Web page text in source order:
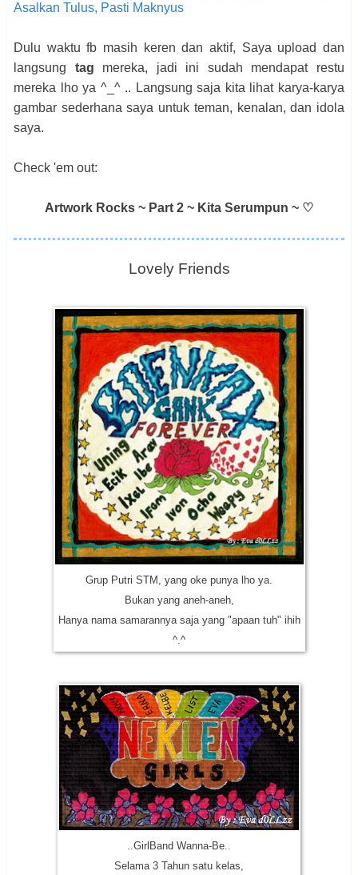
Asalkan Tulus, Pasti Maknyus
Dulu waktu fb masih keren dan aktif, Saya upload dan
langsung tag mereka, jadi ini sudah mendapat restu
mereka lho ya ^_^ .. Langsung saja kita lihat karya-karya
gambar sederhana saya untuk teman, kenalan, dan idola
saya.
Check 'em out:
Artwork Rocks ~ Part 2 ~ Kita Serumpun ~ ♡
Lovely Friends
Grup Putri STM, yang oke punya lho ya.
Bukan yang aneh-aneh,
Hanya nama samarannya saja yang "apaan tuh" ihih
^.^
..GirlBand Wanna-Be..
Selama 3 Tahun satu kelas,